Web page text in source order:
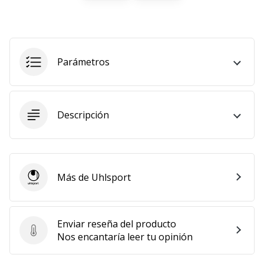
¡Conviértete
embajador
Weplayvolleyball!
consideras
un
en
equipo!
Parámetros
Descripción
Enviar reseña del producto
Enviar reseña del producto
Nos encantaría leer tu opinión
UhlsportMás de Uhlsport